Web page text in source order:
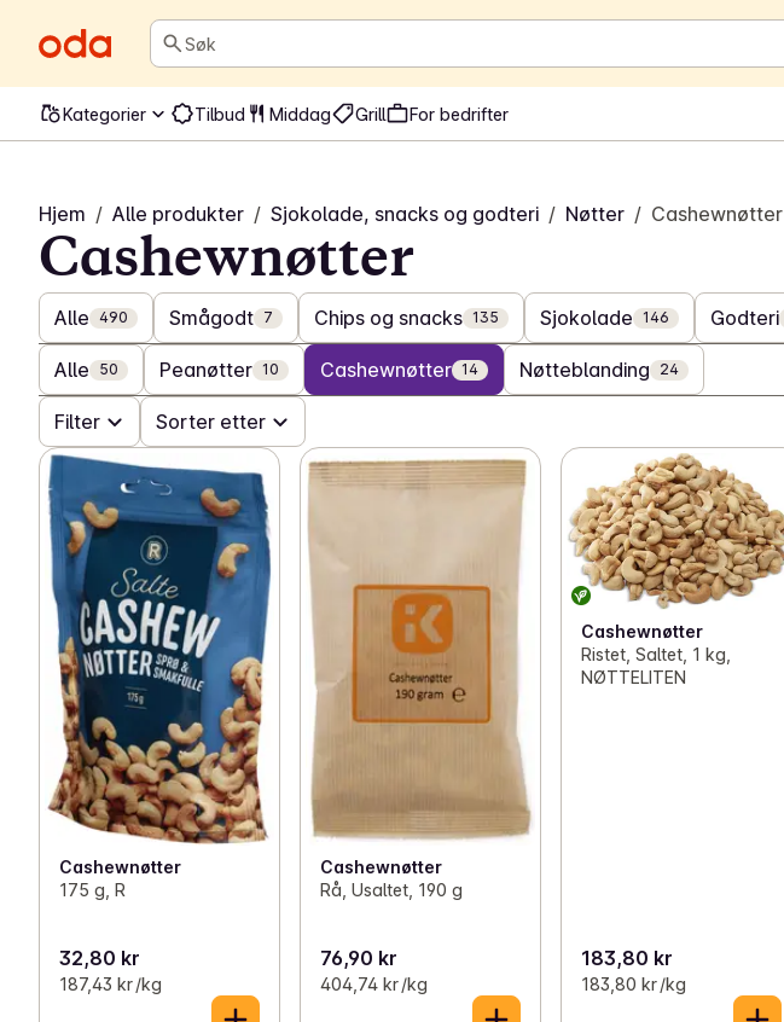
Søk
Kategorier Tilbud Middag Grill For bedrifter
Hjem / Alle produkter / Sjokolade, snacks og godteri / Nøtter / Cashewnøtter
Cashewnøtter
Alle 490 Smågodt 7 Chips og snacks 135 Sjokolade 146 Godteri
Alle 50 Peanøtter 10 Cashewnøtter 14 Nøtteblanding 24
Filter Sorter etter
Cashewnøtter
175 g, R
32,80 kr
187,43 kr /kg
Cashewnøtter
Rå, Usaltet, 190 g
76,90 kr
404,74 kr /kg
Cashewnøtter
Ristet, Saltet, 1 kg,
NØTTELITEN
183,80 kr
183,80 kr /kg